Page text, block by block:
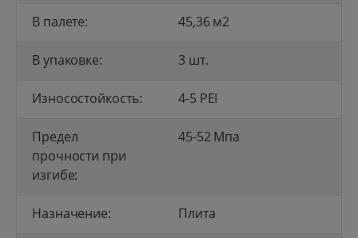
В палете: 45,36 м2
В упаковке: 3 шт.
Износостойкость: 4-5 PEI
Предел
прочности при
изгибе:
45-52 Mпа
Назначение: Плита